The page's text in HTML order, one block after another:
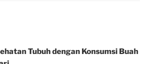
Tubuh dengan Konsumsi Buah